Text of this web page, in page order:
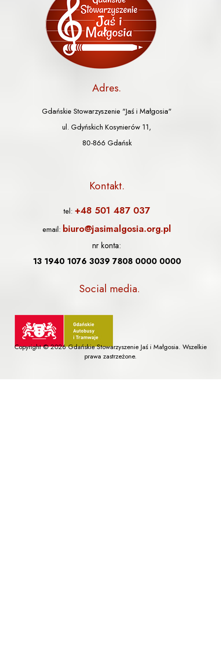
Adres
Gdańskie Stowarzyszenie "Jaś i Małgosia"
ul. Gdyńskich Kosynierów 11,
80-866 Gdańsk
Kontakt
tel: +48 501 487 037
email: biuro@jasimalgosia.org.pl
nr konta:
13 1940 1076 3039 7808 0000 0000
Social media
Copyright © 2026 Gdańskie Stowarzyszenie Jaś i Małgosia. Wszelkie
prawa zastrzeżone.